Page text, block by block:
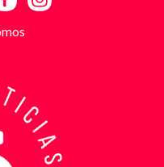
de cada víctima. A
varios sectores
200 cámaras de
además de analizar
con el objetivo
de los sospechosos
Ese
no solo el punto y